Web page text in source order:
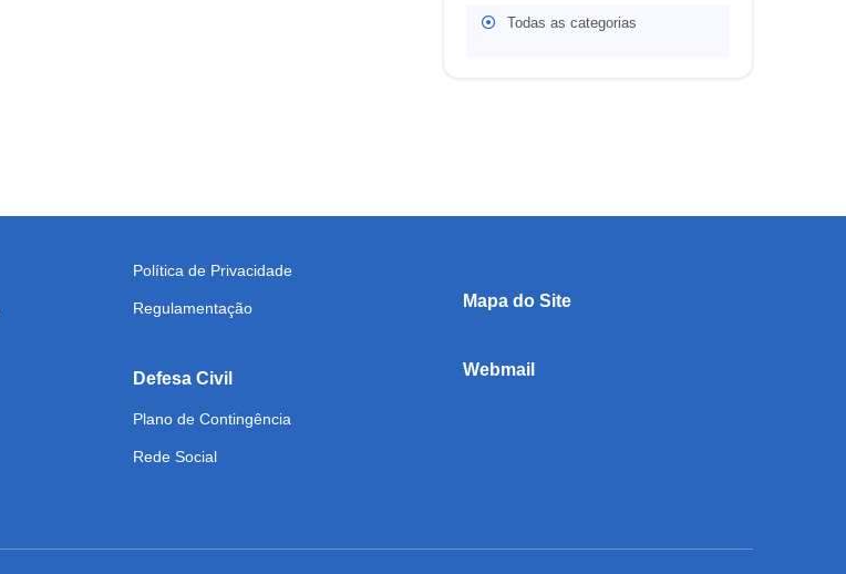
Todas as categorias
Política de Privacidade
Regulamentação
Defesa Civil
Plano de Contingência
Rede Social
Mapa do Site
Webmail